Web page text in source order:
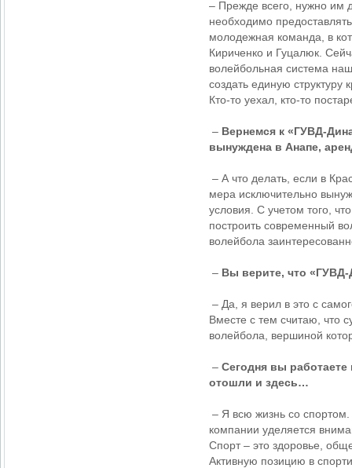
– Прежде всего, нужно им
необходимо
молодежная команда, в
Кириченко и Гуцалюк.
волейбольная система
создать единую структуру
Кто-то уехал, кто-то
– Вернемся к «ГУВД-
вынуждена в Анапе,
– А что делать, если в
мера исключительно
условия. С учетом того,
построить современный
волейбола
– Вы верите, что
– Да, я верил в это с
Вместе с тем считаю, что
волейбола, вершиной
– Сегодня вы работаете
отошли и здесь…
– Я всю жизнь со спортом.
компании уделяется
Спорт – это здоровье,
Активную позицию в